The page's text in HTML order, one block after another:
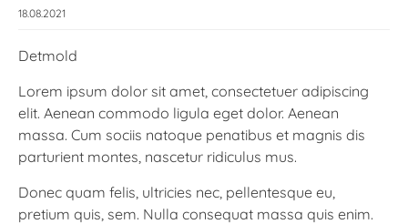
18.08.2021
Detmold
Lorem ipsum dolor sit amet, consectetuer adipiscing
elit. Aenean commodo ligula eget dolor. Aenean
massa. Cum sociis natoque penatibus et magnis dis
parturient montes, nascetur ridiculus mus.
Donec quam felis, ultricies nec, pellentesque eu,
pretium quis, sem. Nulla consequat massa quis enim.